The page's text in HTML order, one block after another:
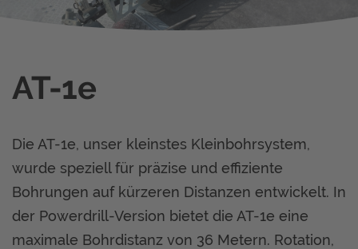
AT-1e
Die AT-1e, unser kleinstes Kleinbohrsystem,
wurde speziell für präzise und effiziente
Bohrungen auf kürzeren Distanzen entwickelt. In
der Powerdrill-Version bietet die AT-1e eine
maximale Bohrdistanz von 36 Metern. Rotation,